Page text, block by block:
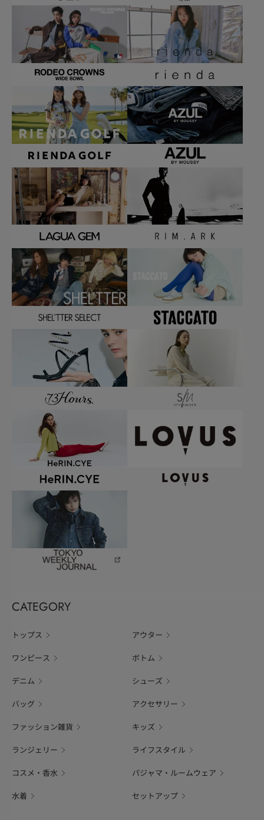
CATEGORY
トップス アウター
ワンピース ボトム
デニム シューズ
バッグ アクセサリー
ファッション雑貨 キッズ
ランジェリー ライフスタイル
コスメ・香水 パジャマ・ルームウェア
水着 セットアップ